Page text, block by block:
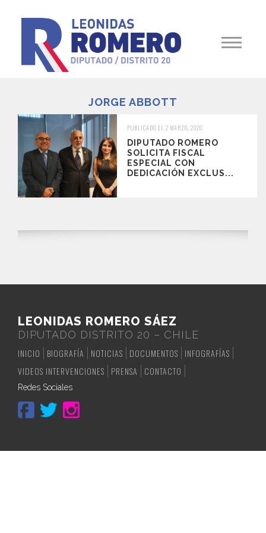
JORGE ABBOTT
PUBLICADO EL 2 MARZO, 2020
DIPUTADO ROMERO
SOLICITA FISCAL
ESPECIAL CON
DEDICACIÓN EXCLUS...
LEONIDAS ROMERO SÁEZ
DIPUTADO DISTRITO 20 – CHILE
INICIO
BIOGRAFÍA NOTICIAS DOCUMENTOS
INFOGRAFÍAS
VIDEOS INTERVENCIONES
PRENSA CONTACTO
Redes Sociales